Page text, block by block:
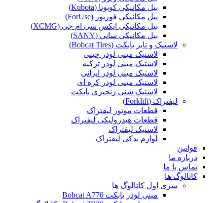
بیل مکانیکی کوبوتا (Kubota)
بیل مکانیکی فوریوز (ForUse)
بیل مکانیکی ایکس سی ام جی (XCMG)
بیل مکانیکی سانی (SANY)
لاستیک و تایر بابکت (Bobcat Tires)
لاستیک مینی لودر چینی
لاستیک مینی لودر ترکیه
لاستیک مینی لودر ایرانی
لاستیک مینی لودر کره ای
لاستیک شنی زنجیری بابکت
لیفتراک (Forklift)
قطعات موتور لیفتراک
قطعات هیدرولیکی لیفتراک
لاستیک لیفتراک
لوازم یدکی لیفتراک
قوانین
درباره ما
تماس با ما
کاتالوگ ها
سری اول کاتالوگ ها
مینی لودر بابکت Bobcat A770